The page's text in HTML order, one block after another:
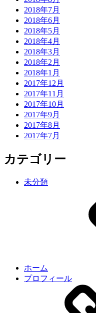
2018年7月
2018年6月
2018年5月
2018年4月
2018年3月
2018年2月
2018年1月
2017年12月
2017年11月
2017年10月
2017年9月
2017年8月
2017年7月
カテゴリー
未分類
ホーム
プロフィール